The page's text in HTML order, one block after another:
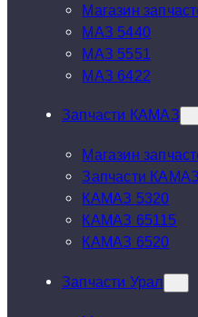
Магазин
МАЗ 5440
МАЗ 5551
МАЗ 6422
Запчасти КАМАЗ
Магазин
Запчасти
КАМАЗ 5320
КАМАЗ 65115
КАМАЗ 6520
Запчасти Урал